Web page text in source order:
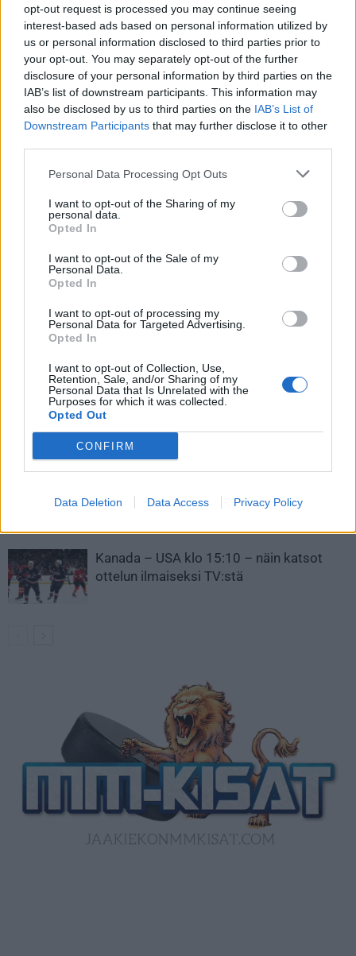
opt-out request is processed you may continue seeing
interest-based ads based on personal information utilized by
us or personal information disclosed to third parties prior to
your opt-out. You may separately opt-out of the further
disclosure of your personal information by third parties on the
IAB’s list of downstream participants. This information may
also be disclosed by us to third parties on the IAB’s List of
Downstream Participants that may further disclose it to other
Personal Data Processing Opt Outs
I want to opt-out of the Sharing of my
personal data.
Opted In
I want to opt-out of the Sale of my
Personal Data.
Opted In
I want to opt-out of processing my
Personal Data for Targeted Advertising.
Opted In
I want to opt-out of Collection, Use,
Retention, Sale, and/or Sharing of my
Personal Data that Is Unrelated with the
Purposes for which it was collected.
Opted Out
CONFIRM
Data Deletion Data Access Privacy Policy
Helsinkiläisseura ilmoittaa, että muista sen tulevaisuuteen
liittyvistä asioista tiedotetaan piakkoin. Ainakin omistajuuden
tulisi olla läpinäkyvä ja suomalainen, jotta seuran paluu
Liigaan olisi mahdollinen.
Edellinen artikkeli
Farssi Liigan pudotuspeleissä
Oulussa! Jää ei kestä
pelaamista – ottelua jatketaan
huomenna
Tarkkaa työskentelyä – Mikko
Rantanen iskenyt 400
LIITTYVÄT ARTIKKELIT LISÄÄ TEKIJÄLTÄ
Leijonat julkisti ketjut Sveitsi-peliin –
Aleksander Barkov tekee paluun
kaukaloon
divisioonassa – sai samasta tilanteesta
Kanada – USA klo 15:10 – näin katsot
ottelun ilmaiseksi TV:stä